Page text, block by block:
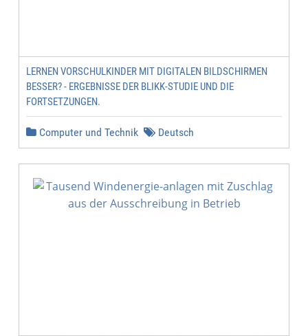
LERNEN VORSCHULKINDER MIT DIGITALEN BILDSCHIRMEN
BESSER? - ERGEBNISSE DER BLIKK-STUDIE UND DIE
FORTSETZUNGEN.
Computer und Technik Deutsch